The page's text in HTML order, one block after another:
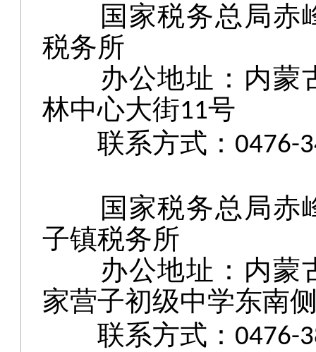
国家税务总局赤
税务所
办公地址：内蒙
林中心大街11号
联系方式： 0476-
国家税务总局赤
子镇税务所
办公地址：内蒙
家营子初级中学东南
联系方式： 0476-